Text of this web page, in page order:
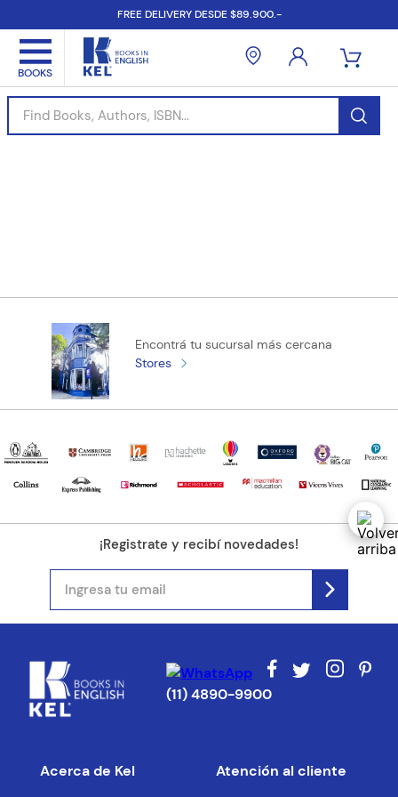
FREE DELIVERY DESDE $89.900.-
Find Books, Authors, ISBN...
Encontrá tu sucursal más cercana
Stores
¡Registrate y recibí novedades!
(11) 4890-9900
Acerca de Kel Atención al cliente